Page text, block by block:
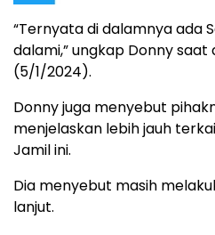
“Ternyata di dalamnya ada
dalami,” ungkap Donny
(5/1/2024).
Donny juga menyebut
menjelaskan lebih jauh
Jamil ini.
Dia menyebut masih
lanjut.